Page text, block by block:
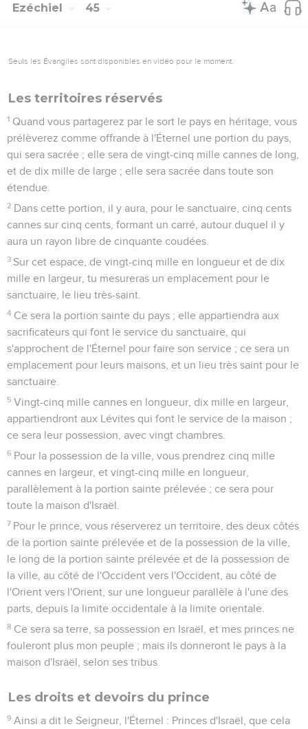
Ezéchiel 45
Seuls les Évangiles sont disponibles en vidéo pour le moment.
Les territoires réservés
1 Quand vous partagerez par le sort le pays en héritage, vous
prélèverez comme offrande à l'Éternel une portion du pays,
qui sera sacrée ; elle sera de vingt-cinq mille cannes de long,
et de dix mille de large ; elle sera sacrée dans toute son
étendue.
2 Dans cette portion, il y aura, pour le sanctuaire, cinq cents
cannes sur cinq cents, formant un carré, autour duquel il y
aura un rayon libre de cinquante coudées.
3 Sur cet espace, de vingt-cinq mille en longueur et de dix
mille en largeur, tu mesureras un emplacement pour le
sanctuaire, le lieu très-saint.
4 Ce sera la portion sainte du pays ; elle appartiendra aux
sacrificateurs qui font le service du sanctuaire, qui
s'approchent de l'Éternel pour faire son service ; ce sera un
emplacement pour leurs maisons, et un lieu très saint pour le
sanctuaire.
5 Vingt-cinq mille cannes en longueur, dix mille en largeur,
appartiendront aux Lévites qui font le service de la maison ;
ce sera leur possession, avec vingt chambres.
6 Pour la possession de la ville, vous prendrez cinq mille
cannes en largeur, et vingt-cinq mille en longueur,
parallèlement à la portion sainte prélevée ; ce sera pour
toute la maison d'Israël.
7 Pour le prince, vous réserverez un territoire, des deux côtés
de la portion sainte prélevée et de la possession de la ville,
le long de la portion sainte prélevée et de la possession de
la ville, au côté de l'Occident vers l'Occident, au côté de
l'Orient vers l'Orient, sur une longueur parallèle à l'une des
parts, depuis la limite occidentale à la limite orientale.
8 Ce sera sa terre, sa possession en Israël, et mes princes ne
fouleront plus mon peuple ; mais ils donneront le pays à la
maison d'Israël, selon ses tribus.
Les droits et devoirs du prince
9 Ainsi a dit le Seigneur, l'Éternel : Princes d'Israël, que cela